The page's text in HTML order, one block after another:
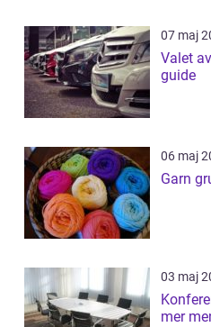
07 maj
Valet
guide
06 maj
03 maj
Konferens
mer